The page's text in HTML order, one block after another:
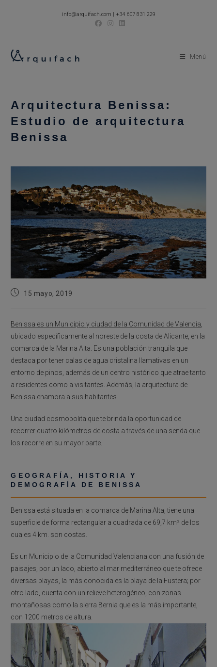
info@arquifach.com | +34 607 831 229
Menú
Arquitectura Benissa:
Estudio de arquitectura
Benissa
Publicación
entrada:
15 mayo, 2019
Benissa es un Municipio y ciudad de la Comunidad de Valencia
ubicado específicamente al noreste de la costa de Alicante, en la
comarca de la Marina Alta. Es una población tranquila que
destaca por tener calas de agua cristalina llamativas en un
entorno de pinos, además de un centro histórico que atrae tanto
a residentes como a visitantes. Además, la arquitectura de
Benissa enamora a sus habitantes.
Una ciudad cosmopolita que te brinda la oportunidad de
recorrer cuatro kilómetros de costa a través de una senda que
los recorre en su mayor parte.
GEOGRAFÍA, HISTORIA Y
DEMOGRAFÍA DE BENISSA
Benissa está situada en la comarca de Marina Alta, tiene una
superficie de forma rectangular a cuadrada de 69,7 km² de los
cuales 4 km. son costas.
Es un Municipio de la Comunidad Valenciana con una fusión de
paisajes, por un lado, abierto al mar mediterráneo que te ofrece
diversas playas, la más conocida es la playa de la Fustera; por
otro lado, cuenta con un relieve heterogéneo, con zonas
montañosas como la sierra Bernia que es la más importante,
con 1200 metros de altura.